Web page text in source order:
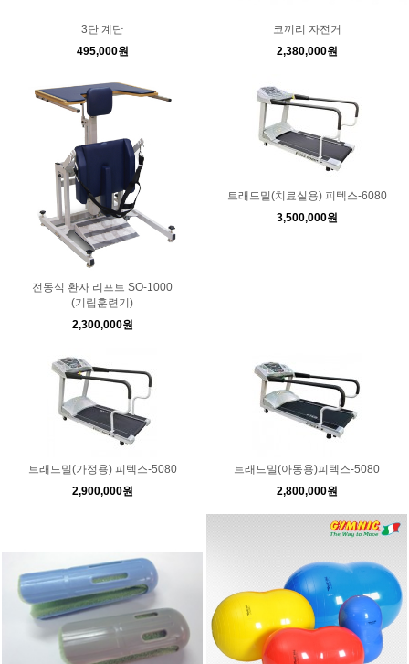
3단 계단
495,000원
코끼리 자전거
2,380,000원
전동식 환자 리프트 SO-1000
(기립훈련기)
2,300,000원
트래드밀(치료실용) 피텍스-6080
3,500,000원
트래드밀(가정용) 피텍스-5080
2,900,000원
트래드밀(아동용)피텍스-5080
2,800,000원